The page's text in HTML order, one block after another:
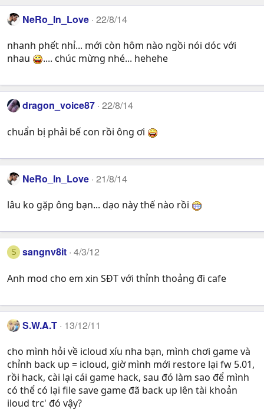
NeRo_In_Love 22/8/14
nhanh phết nhỉ... mới còn hôm nào ngồi nói dóc với
nhau
.... chúc mừng nhé... hehehe
dragon_voice87 22/8/14
chuẩn bị phải bế con rồi ông ơi
NeRo_In_Love 21/8/14
lâu ko gặp ông bạn... dạo này thế nào rồi
S sangnv8it 4/3/12
Anh mod cho em xin SĐT với thỉnh thoảng đi cafe
S.W.A.T 13/12/11
cho mình hỏi về icloud xíu nha bạn, mình chơi game và
chỉnh back up = icloud, giờ mình mới restore lại fw 5.01,
rồi hack, cài lại cái game hack, sau đó làm sao để mình
có thể có lại file save game đã back up lên tài khoản
iloud trc' đó vậy?